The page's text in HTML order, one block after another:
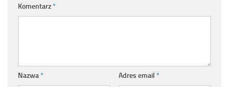
Komentarz*
Nazwa* Adres email *